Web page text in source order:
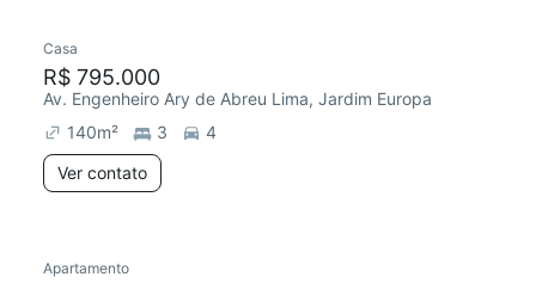
Casa
R$ 795.000
Av. Engenheiro Ary de Abreu Lima, Jardim Europa
140m² 3
4
Ver contato
Apartamento